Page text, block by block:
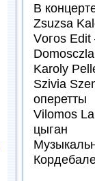
В
Zsuzsa
Vогоs
Karoly
Szivia
оперетты
Vilomos
цыган